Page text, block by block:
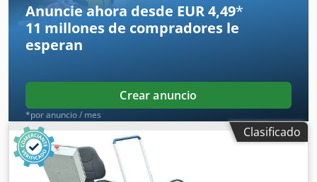
Anuncie ahora desde EUR 4,49*
11 millones de compradores le
esperan
Crear anuncio
*por anuncio / mes
Clasificado